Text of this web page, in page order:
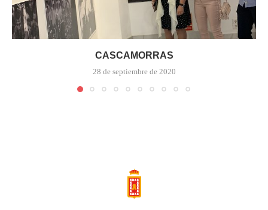
CASCAMORRAS
28 de septiembre de 2020